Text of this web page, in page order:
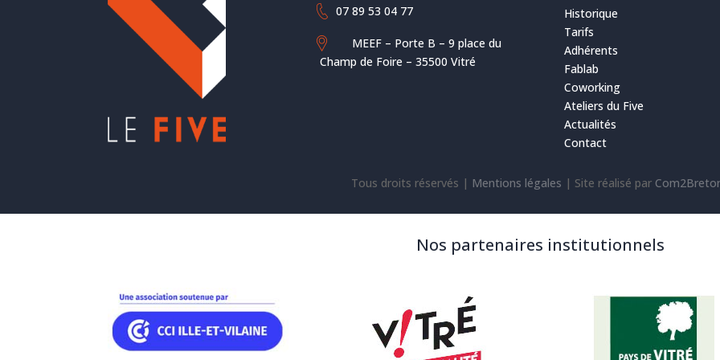
07 89 53 04 77
MEEF – Porte B – 9 place du
Champ de Foire – 35500 Vitré
Historique
Tarifs
Adhérents
Fablab
Coworking
Ateliers du Five
Actualités
Contact
Tous droits réservés | Mentions légales | Site réalisé par
Nos partenaires institutionnels